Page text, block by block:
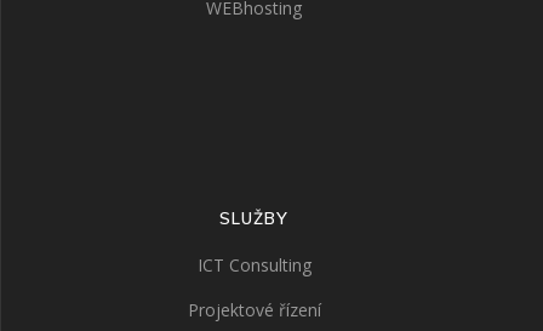
WEBhosting
SLUŽBY
ICT Consulting
Projektové řízení